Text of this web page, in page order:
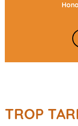
TROP